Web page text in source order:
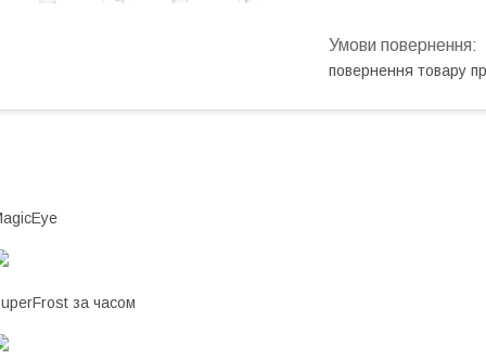
повернення товару
за часом